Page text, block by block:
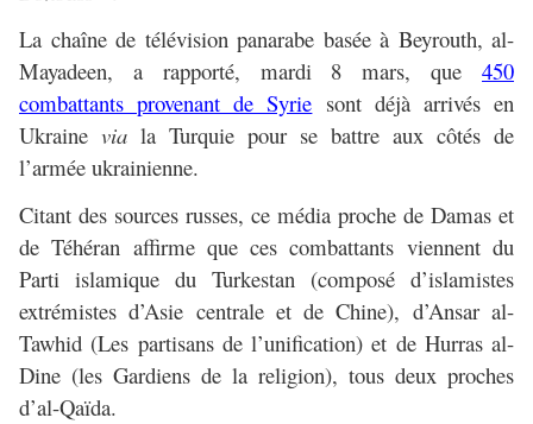
La chaîne de télévision panarabe basée à Beyrouth, al-
Mayadeen, a rapporté, mardi 8 mars, que 450
combattants provenant de Syrie sont déjà arrivés en
Ukraine via la Turquie pour se battre aux côtés de
l’armée ukrainienne.
Citant des sources russes, ce média proche de Damas et
de Téhéran affirme que ces combattants viennent du
Parti islamique du Turkestan (composé d’islamistes
extrémistes d’Asie centrale et de Chine), d’Ansar al-
Tawhid (Les partisans de l’unification) et de Hurras al-
Dine (les Gardiens de la religion), tous deux proches
d’al-Qaïda.